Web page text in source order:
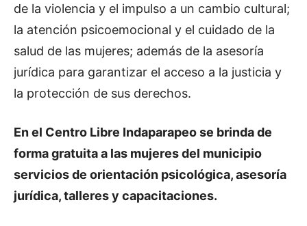
de la violencia y el impulso a un cambio cultural;
la atención psicoemocional y el cuidado de la
salud de las mujeres; además de la asesoría
jurídica para garantizar el acceso a la justicia y
la protección de sus derechos.
En el Centro Libre Indaparapeo se brinda de
forma gratuita a las mujeres del municipio
servicios de orientación psicológica, asesoría
jurídica, talleres y capacitaciones.